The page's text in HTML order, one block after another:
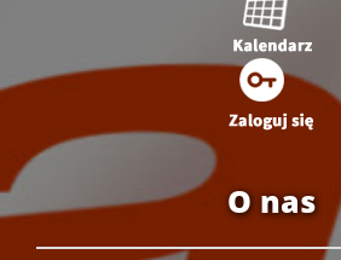
O nas